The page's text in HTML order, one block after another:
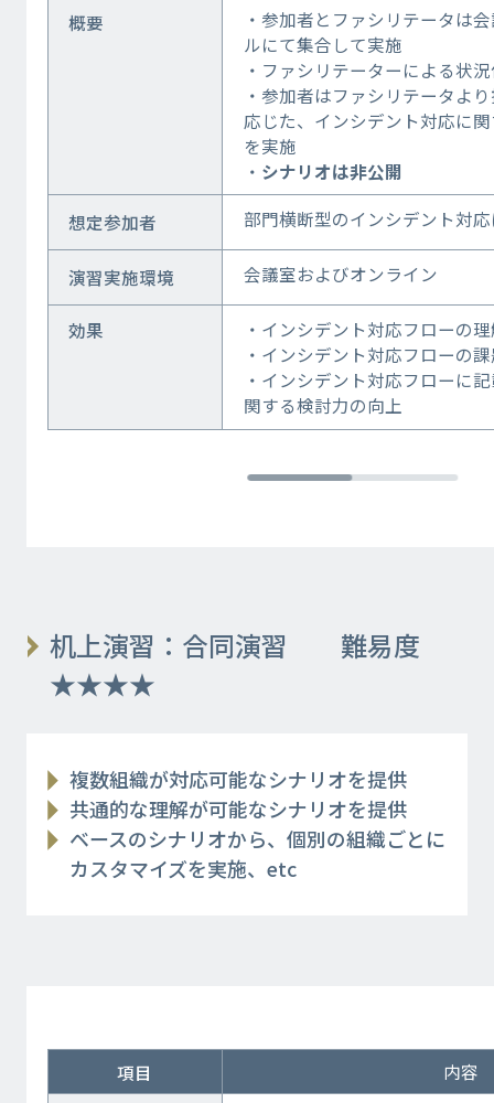
概要
・参加者とファシリテータは
ルにて集合して実施
・ファシリテーターによる状
・参加者はファシリテータよ
応じた、インシデント対応に
を実施
・ シナリオは非公開
想定参加者 部門横断型のインシデント対
演習実施環境 会議室およびオンライン
効果
・インシデント対応フローの
・インシデント対応フローの
・インシデント対応フローに
関する検討力の向上
机上演習：合同演習 難易度
★★★★
複数組織が対応可能なシナリオを提供
共通的な理解が可能なシナリオを提供
ベースのシナリオから、個別の組織ごとに
カスタマイズを実施、etc
項目 内容